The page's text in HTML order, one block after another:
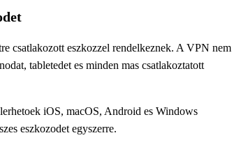
csatlakozott eszkozzel rendelkeznek. A VPN nem
tabletedet es minden mas csatlakoztatott
iOS, macOS, Android es Windows
eszkozodet egyszerre.